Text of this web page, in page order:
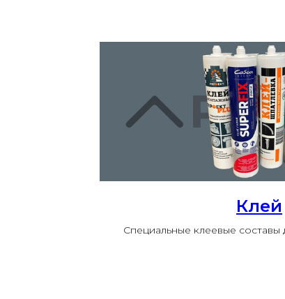
Клей
Специальные клеевые